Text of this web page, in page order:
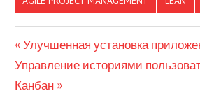
Навигация
по
Previous
Post:
Улучшенная установка
Next
Post:
Управление историями
Канбан